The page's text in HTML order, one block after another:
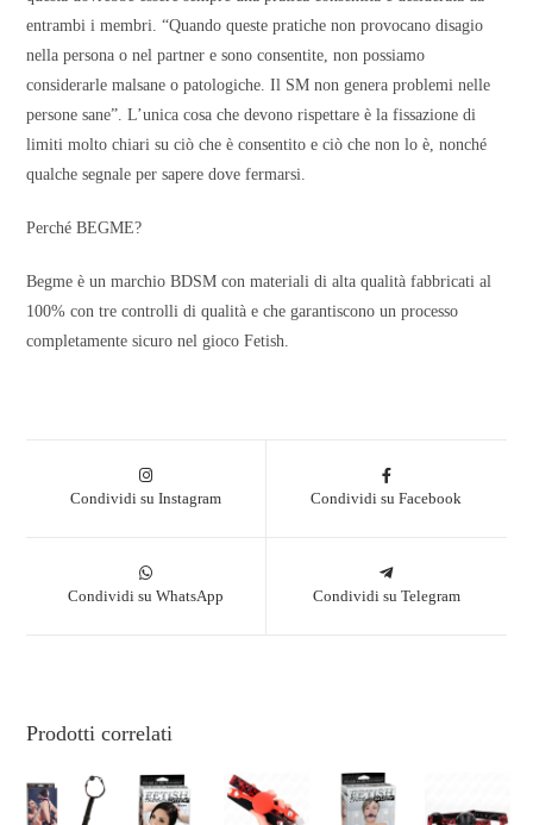
entrambi i membri. “Quando queste pratiche non provocano disagio
nella persona o nel partner e sono consentite, non possiamo
considerarle malsane o patologiche. Il SM non genera problemi nelle
persone sane”. L’unica cosa che devono rispettare è la fissazione di
limiti molto chiari su ciò che è consentito e ciò che non lo è, nonché
qualche segnale per sapere dove fermarsi.
Perché BEGME?
Begme è un marchio BDSM con materiali di alta qualità fabbricati al
100% con tre controlli di qualità e che garantiscono un processo
completamente sicuro nel gioco Fetish.
Condividi su Instagram Condividi su Facebook
Condividi su WhatsApp Condividi su Telegram
Prodotti correlati